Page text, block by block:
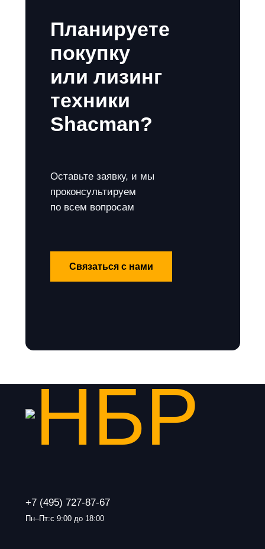
Планируете
покупку
или лизинг
техники
Shacman?
Оставьте заявку, и мы
проконсультируем
по всем вопросам
Связаться с нами
+7 (495) 727-87-67
Пн–Пт:с 9:00 до 18:00